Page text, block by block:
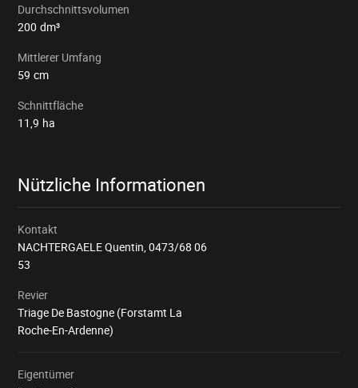
Durchschnittsvolumen
200 dm³
Mittlerer Umfang
59 cm
Schnittfläche
11,9 ha
Nützliche Informationen
Kontakt
NACHTERGAELE Quentin,0473/68 06
53
Revier
Triage De Bastogne (Forstamt La
Roche-En-Ardenne)
Eigentümer